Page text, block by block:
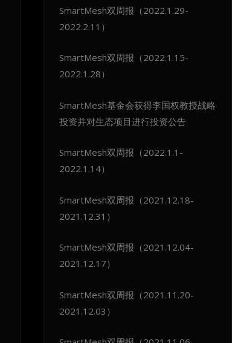
SmartMesh双周报（2022.1.29-
2022.2.11）
SmartMesh双周报（2022.1.15-
2022.1.28）
SmartMesh基金会获得李国权教授战略
投资并对生态项目进行投资公告
SmartMesh双周报（2022.1.1-
2022.1.14）
SmartMesh双周报（2021.12.18-
2021.12.31）
SmartMesh双周报（2021.12.04-
2021.12.17）
SmartMesh双周报（2021.11.20-
2021.12.03）